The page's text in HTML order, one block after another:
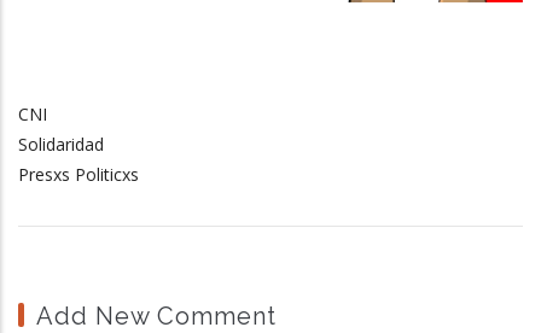
CNI
Solidaridad
Presxs Politicxs
Add New Comment